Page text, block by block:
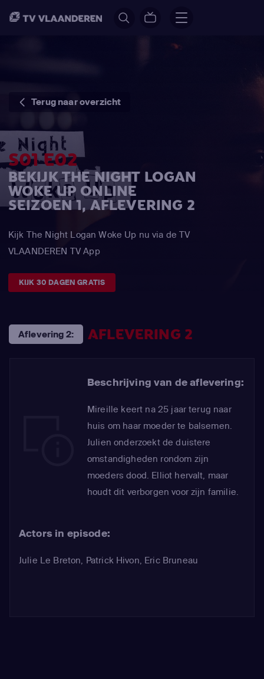
Terug naar overzicht
S01 E02
BEKIJK THE NIGHT LOGAN
WOKE UP ONLINE
SEIZOEN 1, AFLEVERING 2
Kijk The Night Logan Woke Up nu via de TV
VLAANDEREN TV App
KIJK 30 DAGEN GRATIS
Aflevering 2: AFLEVERING 2
Beschrijving van de aflevering:
Mireille keert na 25 jaar terug naar
huis om haar moeder te balsemen.
Julien onderzoekt de duistere
omstandigheden rondom zijn
moeders dood. Elliot hervalt, maar
houdt dit verborgen voor zijn familie.
Actors in episode:
Julie Le Breton, Patrick Hivon, Eric Bruneau